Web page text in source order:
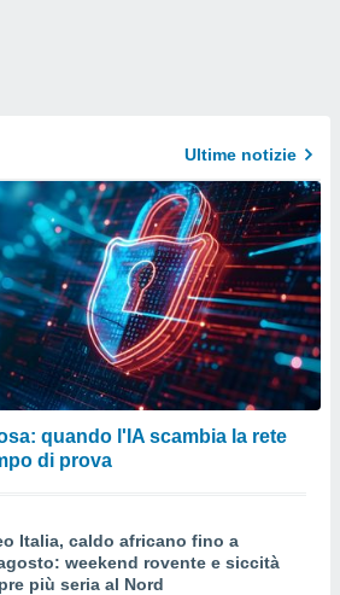
Ultime notizie
quando l'IA scambia la rete
di prova
Italia, caldo africano fino a
weekend rovente e siccità
più seria al Nord